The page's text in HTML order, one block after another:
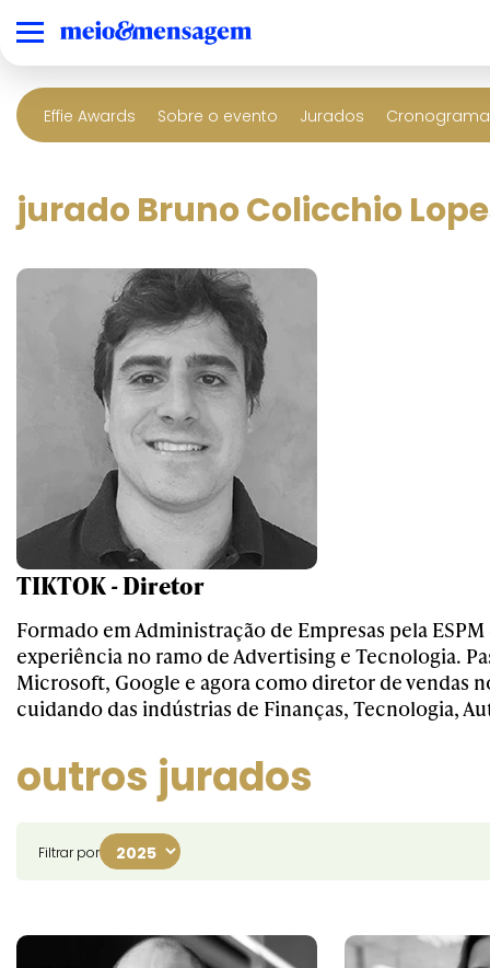
Effie Awards Sobre o evento Jurados
jurado Bruno Colicchio
TIKTOK - Diretor
Formado em Administração de Empresas pela ESPM
experiência no ramo de Advertising e Tecnologia.
Microsoft, Google e agora como diretor de vendas
cuidando das indústrias de Finanças, Tecnologia,
outros jurados
Filtrar por